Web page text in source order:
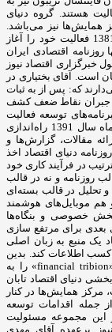
هستند. گروه دنیای
همایش‌ها نیز می‌باشد.
اولین زیرمجموعه این هلدینگ، دنیای اقتصاد، از سال 1381 فعالیت خود را آغاز
روزنامه اقتصادی ایران
خبرگزاری اقتصاد نیوز
است. آقای بختیاری در
که: پس از به ثبات
و جبران نقاط ضعف کشف
توسعه فعالیت
خود، تصمیم گرفته شد تا هفته نامه تجارت فردا در تیرماه سال 1391 راه‌اندازی
مقالات، گزارش‌ها و
دنیای اقتصاد اخذ
در فرآیند کاری خود
روزنامه و نه در قالب
تحلیل در قالب بسته‌ای
هم موبایل‌های هوشمند
بخش خصوصی و بنگاه‌ها
بعدی برای مرتفع سازی
یک منبع به زبان اصلی
کسب اطلاعات کند. بدین
ترتیب، یکی از اجزای هلدینگ یعنی روزنامه انگلیسی «financial tribion» را به
دنیای اقتصاد تابان
مرکز همایش‌ها در کنار
از جمله اقدامات توسعه
این مجموعه مسئولیت
برعهده آقای مهدی